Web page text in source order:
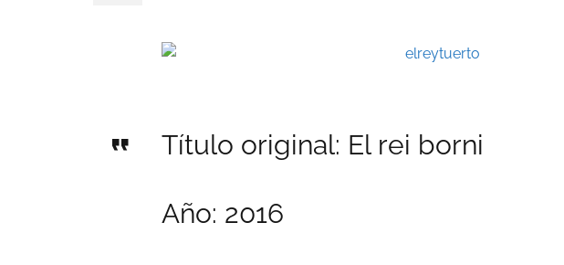
Título original: El rei borni
Año: 2016